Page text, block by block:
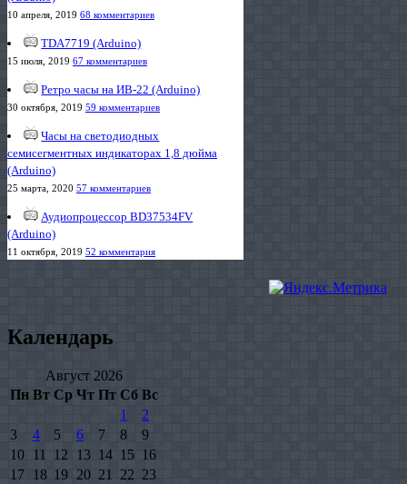
10 апреля, 2019 68 комментариев
TDA7719 (Arduino)
15 июля, 2019 67 комментариев
Ретро часы на ИВ-22 (Arduino)
30 октября, 2019 59 комментариев
Часы на светодиодных
семисегментных индикаторах 1,8 дюйма
(Arduino)
25 марта, 2020 57 комментариев
Аудиопроцессор BD37534FV
(Arduino)
11 октября, 2019 52 комментария
Календарь
Август 2026
Пн Вт Ср Чт Пт Сб Вс
1
2
3
4 5 6 7 8
9
10 11 12 13 14 15 16
17
18 19 20 21 22 23